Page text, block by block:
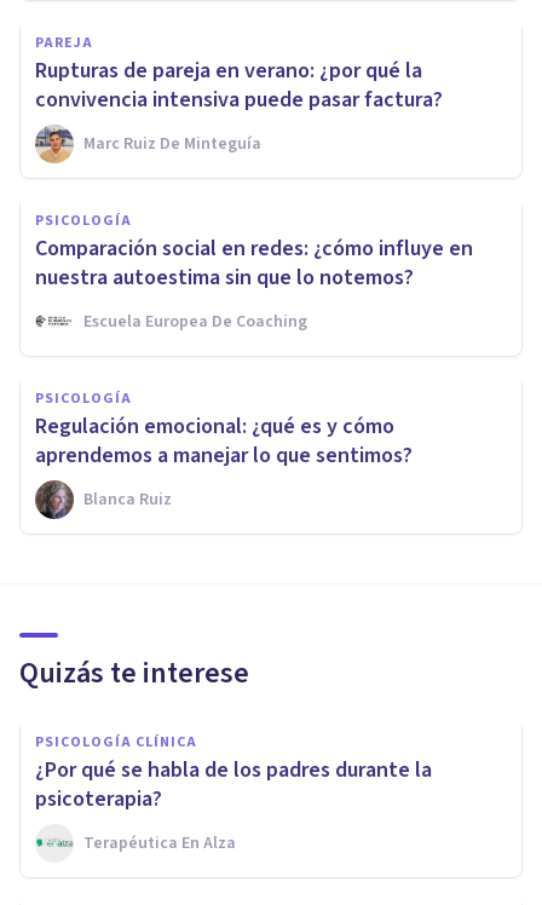
PAREJA
Rupturas de pareja en verano: ¿por qué la
convivencia intensiva puede pasar factura?
Marc Ruiz De Minteguía
PSICOLOGÍA
Comparación social en redes: ¿cómo influye en
nuestra autoestima sin que lo notemos?
Escuela Europea De Coaching
PSICOLOGÍA
Regulación emocional: ¿qué es y cómo
aprendemos a manejar lo que sentimos?
Blanca Ruiz
Quizás te interese
PSICOLOGÍA CLÍNICA
¿Por qué se habla de los padres durante la
psicoterapia?
Terapéutica En Alza